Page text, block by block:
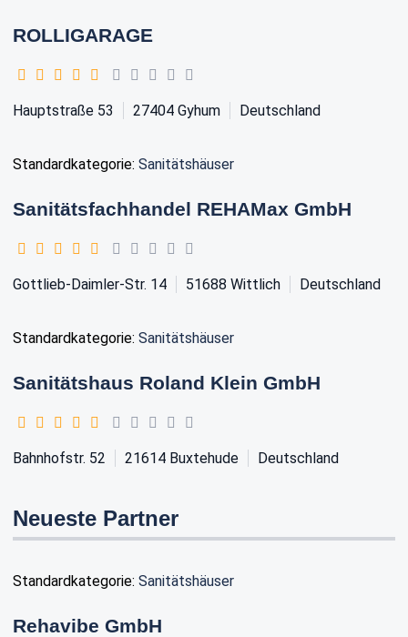
ROLLIGARAGE
Hauptstraße 53 27404 Gyhum Deutschland
Standardkategorie: Sanitätshäuser
Sanitätsfachhandel REHAMax GmbH
Gottlieb-Daimler-Str. 14 51688 Wittlich Deutschland
Standardkategorie: Sanitätshäuser
Sanitätshaus Roland Klein GmbH
Bahnhofstr. 52 21614 Buxtehude Deutschland
Neueste Partner
Standardkategorie: Sanitätshäuser
Rehavibe GmbH